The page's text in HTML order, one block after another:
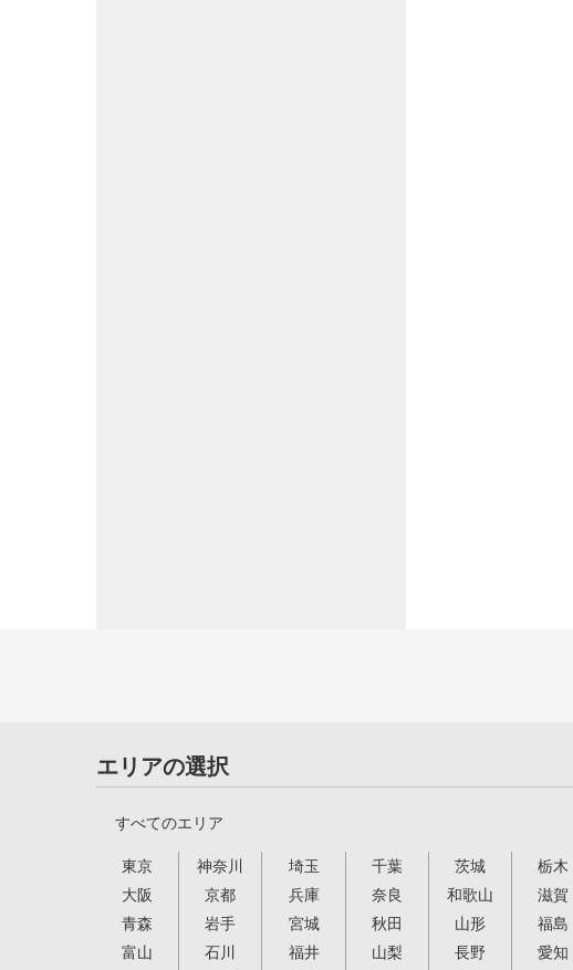
エリアの選択
すべてのエリア
東京 神奈川 埼玉 千葉 茨城 栃木
大阪
京都 兵庫 奈良 和歌山 滋賀
青森
岩手 宮城 秋田 山形 福島
富山
石川 福井 山梨 長野 愛知